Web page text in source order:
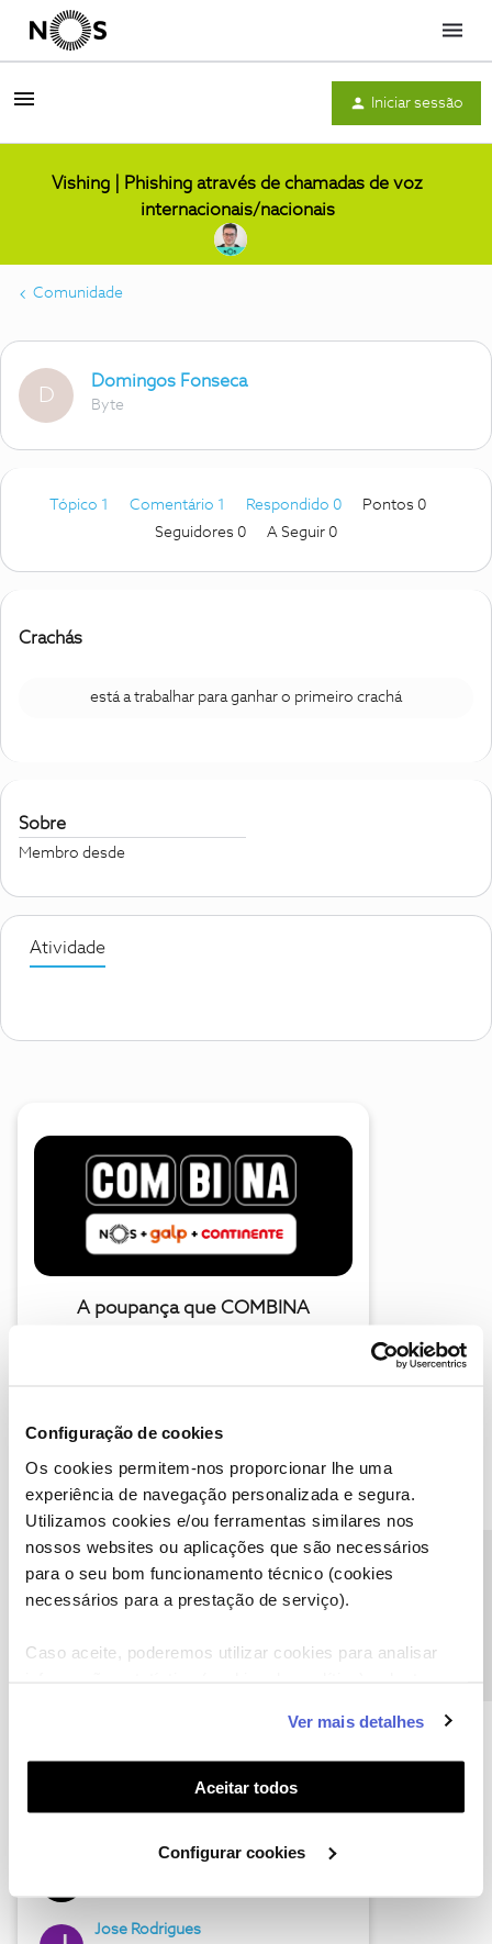
Configuração de cookies
Os cookies permitem-nos proporcionar lhe uma
experiência de navegação personalizada e segura.
Utilizamos cookies e/ou ferramentas similares nos
nossos websites ou aplicações que são necessários
para o seu bom funcionamento técnico (cookies
necessários para a prestação de serviço).
Caso aceite, poderemos utilizar cookies para analisar
funcionalidades (cookies de personalização e
funcionalidade) e adaptar anúncios aos seus interesses
(cookies de publicidade personalizada). Pode gerir a
utilização dos cookies clicando em "Configurar
Ver mais detalhes
Aceitar todos
Configurar cookies
Menu
Iniciar sessão
Vishing | Phishing através de chamadas de voz
internacionais/nacionais
Comunidade
D
Domingos Fonseca
Byte
Tópico 1 Comentário 1 Respondido 0
Pontos 0
Seguidores 0 A Seguir 0
Crachás
está a trabalhar para ganhar o primeiro crachá
Sobre
Membro desde
Atividade
A poupança que COMBINA
Descubra as novidades de junho
Hall of Fame de junho
Jose Rodrigues